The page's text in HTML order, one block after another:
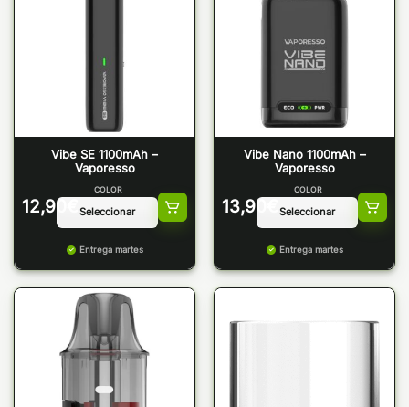
Vibe SE 1100mAh –
Vaporesso
12,90
COLOR
Entrega martes
Vibe Nano 1100mAh –
Vaporesso
13,90
COLOR
Entrega martes